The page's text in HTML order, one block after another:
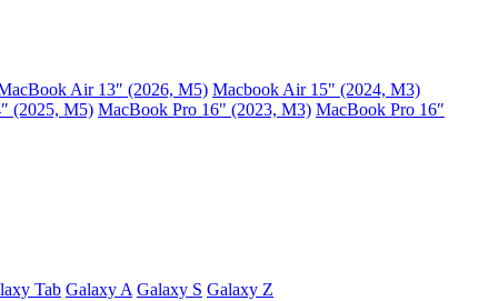
Air 13″ (2026, M5) Macbook Air 15" (2024, M3)
(2025, M5) MacBook Pro 16" (2023, M3) MacBook Pro 16″
Tab Galaxy A Galaxy S Galaxy Z